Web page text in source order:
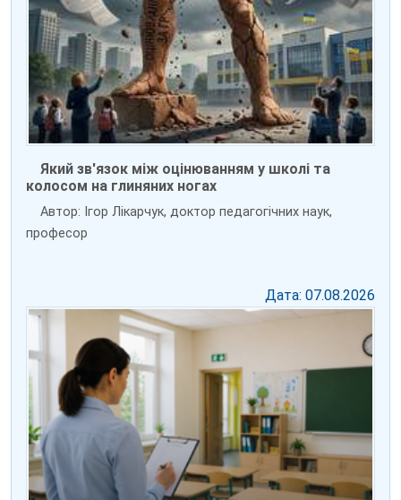
Який зв'язок між оцінюванням у школі та
колосом на глиняних ногах
Автор: Ігор Лікарчук, доктор педагогічних наук,
професор
Дата: 07.08.2026